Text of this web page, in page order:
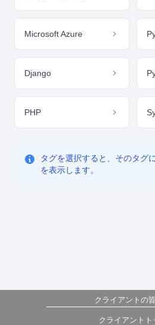
Microsoft Azure
Django
PHP
タグを選択すると、そのタグ
を表示します。
クライアントの
クライアントト